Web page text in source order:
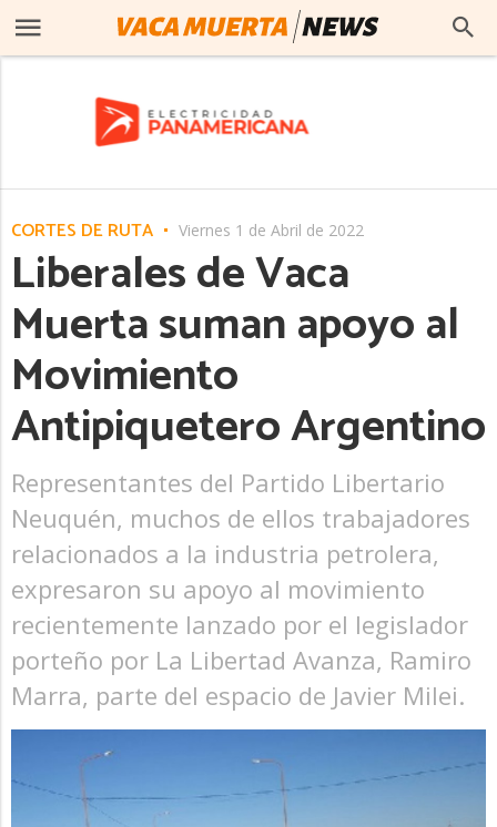
CORTES DE RUTA Viernes 1 de Abril de 2022
Liberales de Vaca
Muerta suman apoyo al
Movimiento
Antipiquetero Argentino
Representantes del Partido Libertario
Neuquén, muchos de ellos trabajadores
relacionados a la industria petrolera,
expresaron su apoyo al movimiento
recientemente lanzado por el legislador
porteño por La Libertad Avanza, Ramiro
Marra, parte del espacio de Javier Milei.